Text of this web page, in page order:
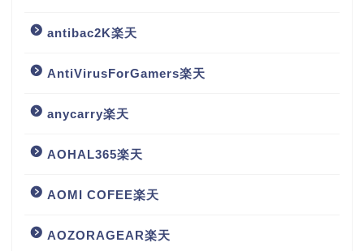
antibac2K楽天
AntiVirusForGamers楽天
anycarry楽天
AOHAL365楽天
AOMI COFEE楽天
AOZORAGEAR楽天